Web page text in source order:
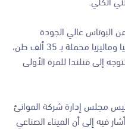
البوتاس عالي الجودة
لسفينتين، ستتوجه الأولى إلى إندونيسيا وماليزيا محملة بـ 35 ألف طن،
بـ 35 ألف طن، ستتوجه إلى فنلندا للمرة الأولى
مجلس إدارة شركة الموانئ
فيه إلى أن الميناء الصناعي